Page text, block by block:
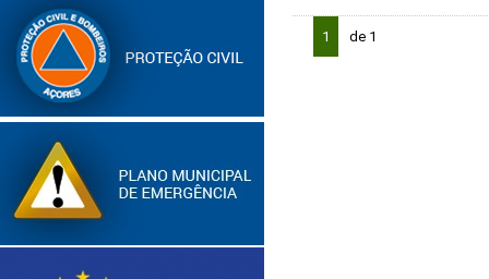
1 de 1